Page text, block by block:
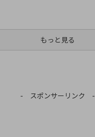
もっと見る
- スポンサーリンク -